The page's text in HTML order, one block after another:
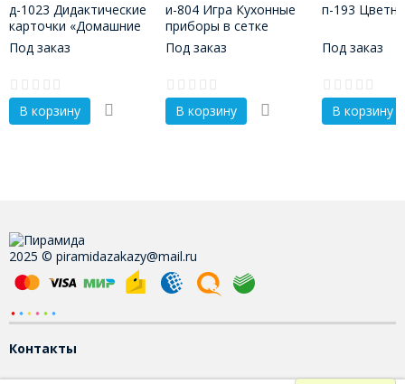
д-1023 Дидактические
карточки «Домашние
животные»
Под заказ
В корзину
и-804 Игра Кухонные
приборы в сетке
(шумовка, половник,
лапшеловка, лопатка,
для соуса, подставка)
Под заказ
В корзину
п-193
Под заказ
В корзину
2025 © piramidazakazy@mail.ru
Контакты